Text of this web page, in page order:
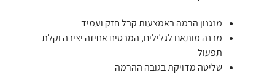
מנגנון הרמה באמצעות קבל חזק ועמיד
מבנה מותאם לגלילים, המבטיח אחיזה יציבה וקלת
תפעול
שליטה מדויקת בגובה ההרמה